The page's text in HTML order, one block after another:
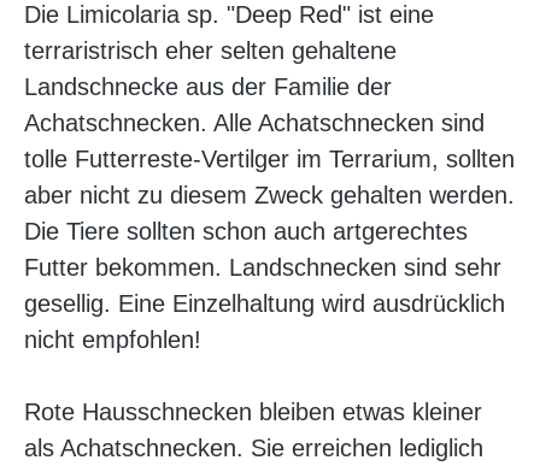
Die Limicolaria sp. "Deep Red" ist eine
terraristrisch eher selten gehaltene
Landschnecke aus der Familie der
Achatschnecken. Alle Achatschnecken sind
tolle Futterreste-Vertilger im Terrarium, sollten
aber nicht zu diesem Zweck gehalten werden.
Die Tiere sollten schon auch artgerechtes
Futter bekommen. Landschnecken sind sehr
gesellig. Eine Einzelhaltung wird ausdrücklich
nicht empfohlen!
Rote Hausschnecken bleiben etwas kleiner
als Achatschnecken. Sie erreichen lediglich